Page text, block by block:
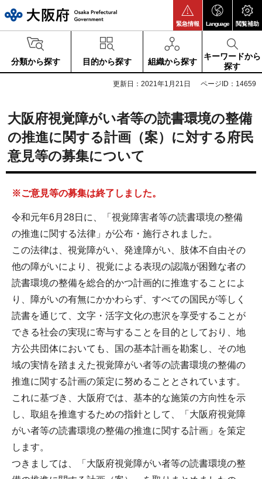
緊急情報 Language 閲覧補助
分類から探す 目的から探す 組織から探す
キーワードから
探す
更新日：2021年1月21日 ページID：14659
大阪府視覚障がい者等の読書環境の整備
の推進に関する計画（案）に対する府民
意見等の募集について
※ご意見等の募集は終了しました。
令和元年6月28日に、「視覚障害者等の読書環境の整備
の推進に関する法律」が公布・施行されました。
この法律は、視覚障がい、発達障がい、肢体不自由その
他の障がいにより、視覚による表現の認識が困難な者の
読書環境の整備を総合的かつ計画的に推進することによ
り、障がいの有無にかかわらず、すべての国民が等しく
読書を通じて、文字・活字文化の恵沢を享受することが
できる社会の実現に寄与することを目的としており、地
方公共団体においても、国の基本計画を勘案し、その地
域の実情を踏まえた視覚障がい者等の読書環境の整備の
推進に関する計画の策定に努めることとされています。
これに基づき、大阪府では、基本的な施策の方向性を示
し、取組を推進するための指針として、「大阪府視覚障
がい者等の読書環境の整備の推進に関する計画」を策定
します。
つきましては、「大阪府視覚障がい者等の読書環境の整